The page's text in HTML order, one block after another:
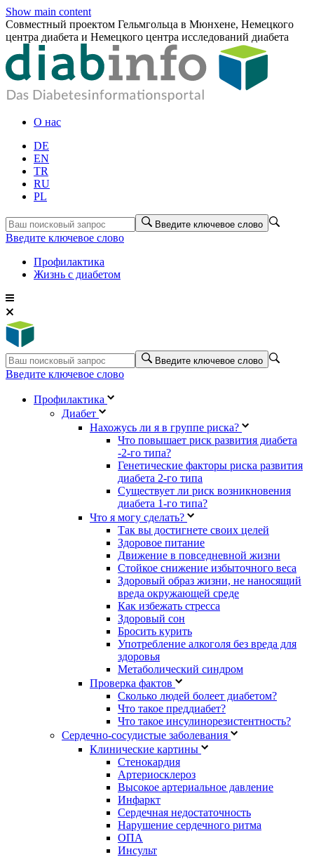
Show main content
Совместный проектом Гельмгольца в Мюнхене, Немецкого
центра диабета и Немецкого центра исследований диабета
О нас
DE
EN
TR
RU
PL
Введите ключевое слово
Введите ключевое слово
Профилактика
Жизнь с диабетом
Введите ключевое слово
Введите ключевое слово
Профилактика
Диабет
Нахожусь ли я в группе риска?
Что повышает риск развития диабета
-2-го типа?
Генетические факторы риска развития
диабета 2-го типа
Существует ли риск возникновения
диабета 1-го типа?
Что я могу сделать?
Так вы достигнете своих целей
Здоровое питание
Движение в повседневной жизни
Стойкое снижение избыточного веса
Здоровый образ жизни, не наносящий
вреда окружающей среде
Как избежать стресса
Здоровый сон
Бросить курить
Употребление алкоголя без вреда для
здоровья
Метаболический синдром
Проверка фактов
Сколько людей болеет диабетом?
Что такое преддиабет?
Что такое инсулинорезистентность?
Сердечно-сосудистые заболевания
Клинические картины
Стенокардия
Артериосклероз
Высокое артериальное давление
Инфаркт
Сердечная недостаточность
Нарушение сердечного ритма
ОПА
Инсульт